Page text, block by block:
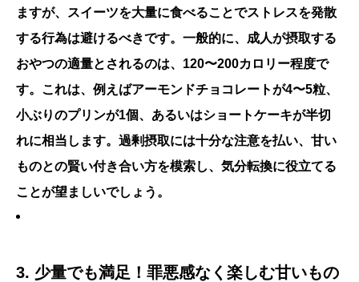
ますが、スイーツを大量に食べることでストレスを発散
する行為は避けるべきです。一般的に、成人が摂取する
おやつの適量とされるのは、120〜200カロリー程度で
す。これは、例えばアーモンドチョコレートが4〜5粒、
小ぶりのプリンが1個、あるいはショートケーキが半切
れに相当します。 過剰摂取には十分な注意を払い、甘い
ものとの賢い付き合い方を模索し、気分転換に役立てる
ことが望ましいでしょう。
3. 少量でも満足！罪悪感なく楽しむ甘いもの